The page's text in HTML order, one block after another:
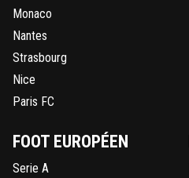
Monaco
Nantes
Strasbourg
Nice
Paris FC
FOOT EUROPÉEN
Serie A